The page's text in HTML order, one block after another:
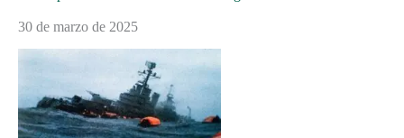
30 de marzo de 2025